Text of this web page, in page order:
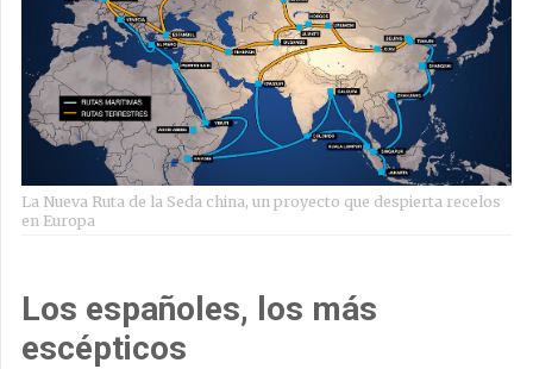
La Nueva Ruta de la Seda china, un proyecto que despierta recelos
en Europa
Los españoles, los más
escépticos